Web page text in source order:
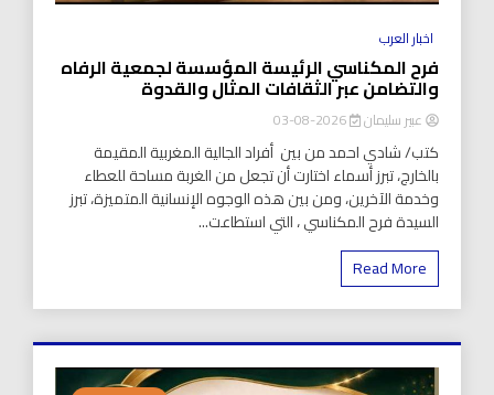
اخبار العرب
فرح المكناسي الرئيسة المؤسسة لجمعية الرفاه
والتضامن عبر الثقافات المثال والقدوة
عبير سليمان 2026-08-03
كتب/ شادي احمد من بين أفراد الجالية المغربية المقيمة
بالخارج، تبرز أسماء اختارت أن تجعل من الغربة مساحة للعطاء
وخدمة الآخرين، ومن بين هذه الوجوه الإنسانية المتميزة، تبرز
السيدة فرح المكناسي ، التي استطاعت...
Read More